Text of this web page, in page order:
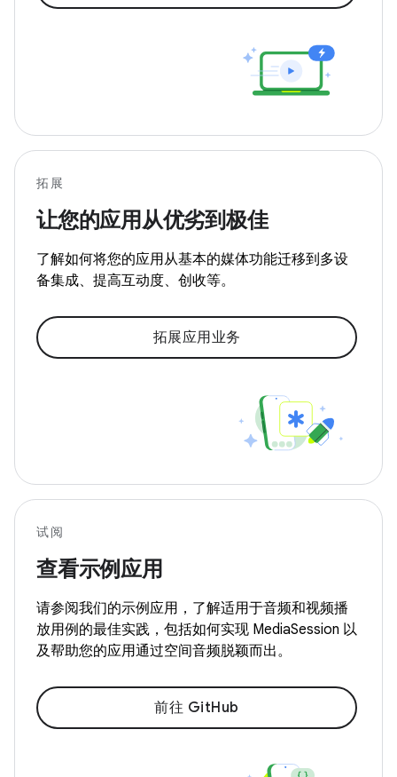
拓展
让您的应用从优劣到极佳
了解如何将您的应用从基本的媒体功能迁移到多设
备集成、提高互动度、创收等。
拓展应用业务
试阅
查看示例应用
请参阅我们的示例应用，了解适用于音频和视频播
放用例的最佳实践，包括如何实现 MediaSession 以
及帮助您的应用通过空间音频脱颖而出。
前往 GitHub